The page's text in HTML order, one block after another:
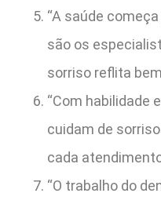
“A saúde
são os
sorriso reflita
“Com habilidade
cuidam de
cada
“O trabalho do